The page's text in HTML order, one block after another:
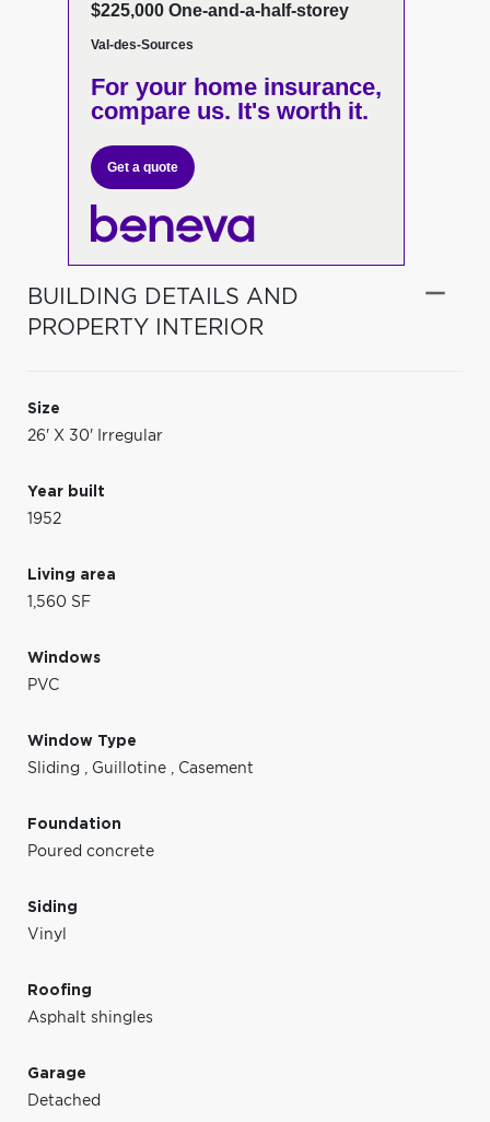
$225,000 One-and-a-half-storey
Val-des-Sources
For your home insurance,
compare us. It's worth it.
Get a quote
BUILDING DETAILS AND
PROPERTY INTERIOR
Size
26' X 30' Irregular
Year built
1952
Living area
1,560 SF
Windows
PVC
Window Type
Sliding , Guillotine , Casement
Foundation
Poured concrete
Siding
Vinyl
Roofing
Asphalt shingles
Garage
Detached